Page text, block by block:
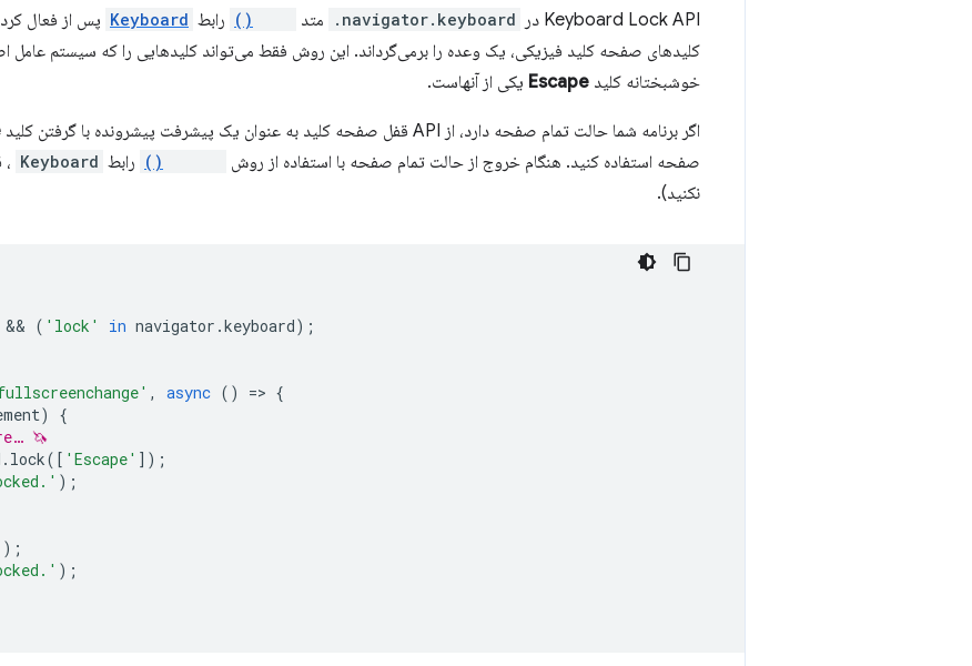
Keyboard Lock API در navigator.keyboard. متد رابط Keyboard پس از فعال
کلیدهای صفحه کلید فیزیکی، یک وعده را برمی‌گرداند. این روش فقط می‌تواند کلیدهایی را که سیستم عامل
خوشبختانه کلید Escape یکی از آنهاست.
اگر برنامه شما حالت تمام صفحه دارد، از API قفل صفحه کلید به عنوان یک پیشرفت پیشرونده با گرفتن کلید
صفحه استفاده کنید. هنگام خروج از حالت تمام صفحه با استفاده از روش
رابط Keyboard
نکنید).
&& ( 'lock' in navigator .keyboard);
, async () => {
)
{
🦄
. lock([ 'Escape' ]);
);
);